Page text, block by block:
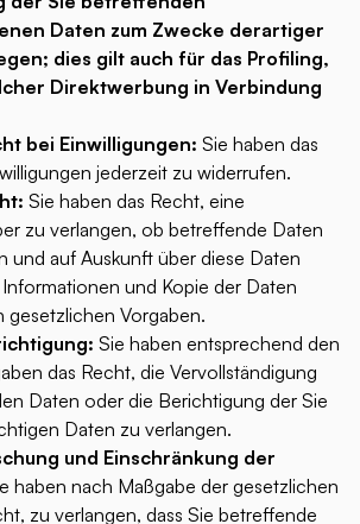
Daten zum Zwecke derartiger
dies gilt auch für das Profiling,
Direktwerbung in Verbindung
bei Einwilligungen: Sie haben das
jederzeit zu widerrufen.
Sie haben das Recht, eine
zu verlangen, ob betreffende Daten
und auf Auskunft über diese Daten
und Kopie der Daten
gesetzlichen Vorgaben.
Sie haben entsprechend den
das Recht, die Vervollständigung
Daten oder die Berichtigung der Sie
Daten zu verlangen.
und Einschränkung der
haben nach Maßgabe der gesetzlichen
zu verlangen, dass Sie betreffende